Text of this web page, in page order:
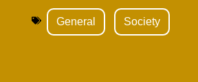
General Society